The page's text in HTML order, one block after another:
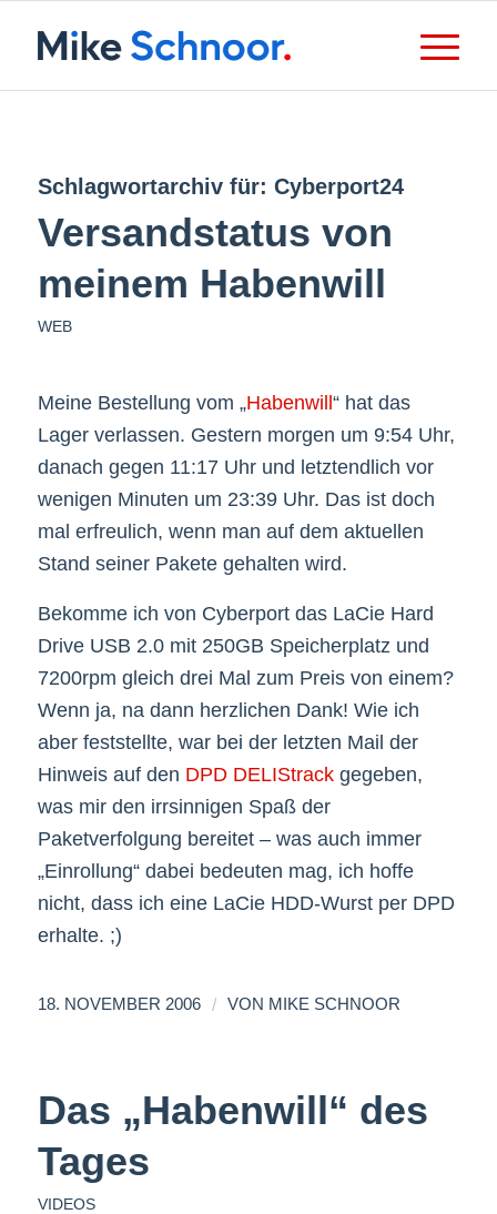
Schlagwortarchiv für: Cyberport24
Versandstatus von
meinem Habenwill
WEB
Meine Bestellung vom „Habenwill “ hat das
Lager verlassen. Gestern morgen um 9:54 Uhr,
danach gegen 11:17 Uhr und letztendlich vor
wenigen Minuten um 23:39 Uhr. Das ist doch
mal erfreulich, wenn man auf dem aktuellen
Stand seiner Pakete gehalten wird.
Bekomme ich von Cyberport das LaCie Hard
Drive USB 2.0 mit 250GB Speicherplatz und
7200rpm gleich drei Mal zum Preis von einem?
Wenn ja, na dann herzlichen Dank! Wie ich
aber feststellte, war bei der letzten Mail der
Hinweis auf den DPD DELIStrackgegeben,
was mir den irrsinnigen Spaß der
Paketverfolgung bereitet – was auch immer
„Einrollung“ dabei bedeuten mag, ich hoffe
nicht, dass ich eine LaCie HDD-Wurst per DPD
erhalte. ;)
18. NOVEMBER 2006 / VON MIKE SCHNOOR
Das „Habenwill“ des
Tages
VIDEOS